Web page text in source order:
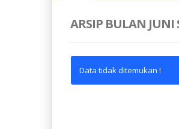
ARSIP BULAN
Data tidak ditemukan !